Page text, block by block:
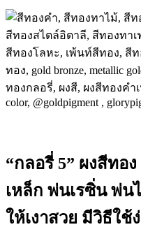
“กลอรี่ 5” ผงสีทอ
เหล็ก พ่นเรซิ่น พ่น
ให้เงาสวย มีวิธีใช้